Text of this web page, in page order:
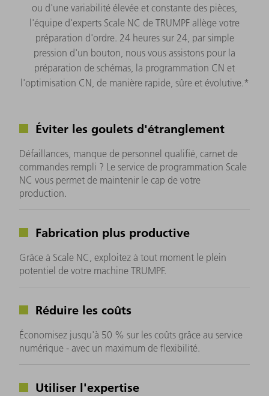
ou d'une variabilité élevée et constante des pièces,
l'équipe d'experts Scale NC de TRUMPF allège votre
préparation d'ordre. 24 heures sur 24, par simple
pression d'un bouton, nous vous assistons pour la
préparation de schémas, la programmation CN et
l'optimisation CN, de manière rapide, sûre et évolutive.*
Éviter les goulets d'étranglement
Défaillances, manque de personnel qualifié, carnet de
commandes rempli ? Le service de programmation Scale
NC vous permet de maintenir le cap de votre
production.
Fabrication plus productive
Grâce à Scale NC, exploitez à tout moment le plein
potentiel de votre machine TRUMPF.
Réduire les coûts
Économisez jusqu'à 50 % sur les coûts grâce au service
numérique - avec un maximum de flexibilité.
Utiliser l'expertise